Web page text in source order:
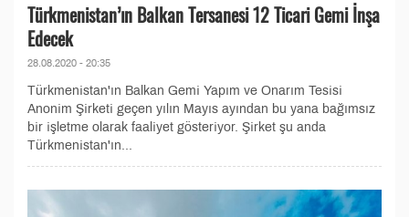
Türkmenistan’ın Balkan Tersanesi 12 Ticari Gemi İnşa
Edecek
28.08.2020 - 20:35
Türkmenistan'ın Balkan Gemi Yapım ve Onarım Tesisi
Anonim Şirketi geçen yılın Mayıs ayından bu yana bağımsız
bir işletme olarak faaliyet gösteriyor. Şirket şu anda
Türkmenistan'ın...